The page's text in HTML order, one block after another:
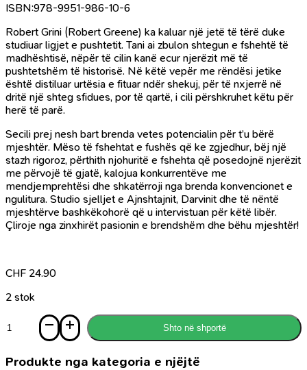
ISBN:978-9951-986-10-6
Robert Grini (Robert Greene) ka kaluar një jetë të tërë duke
studiuar ligjet e pushtetit. Tani ai zbulon shtegun e fshehtë të
madhështisë, nëpër të cilin kanë ecur njerëzit më të
pushtetshëm të historisë. Në këtë vepër me rëndësi jetike
është distiluar urtësia e fituar ndër shekuj, për të nxjerrë në
dritë një shteg sfidues, por të qartë, i cili përshkruhet këtu për
herë të parë.
Secili prej nesh bart brenda vetes potencialin për t’u bërë
mjeshtër. Mëso të fshehtat e fushës që ke zgjedhur, bëj një
stazh rigoroz, përthith njohuritë e fshehta që posedojnë njerëzit
me përvojë të gjatë, kalojua konkurrentëve me
mendjemprehtësi dhe shkatërroji nga brenda konvencionet e
ngulitura. Studio sjelljet e Ajnshtajnit, Darvinit dhe të nëntë
mjeshtërve bashkëkohorë që u intervistuan për këtë libër.
Çliroje nga zinxhirët pasionin e brendshëm dhe bëhu mjeshtër!
CHF 24.90
2 stok
Mjeshtëria
Shto në shportë
Produkte nga kategoria e njëjtë